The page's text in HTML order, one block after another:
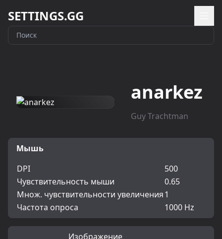
SETTINGS.GG
anarkez
Guy Trachtman
Мышь
DPI
500
Чувствительность мыши
0.65
Множ. чувствительности увеличения1
Частота опроса
1000 Hz
Изображение